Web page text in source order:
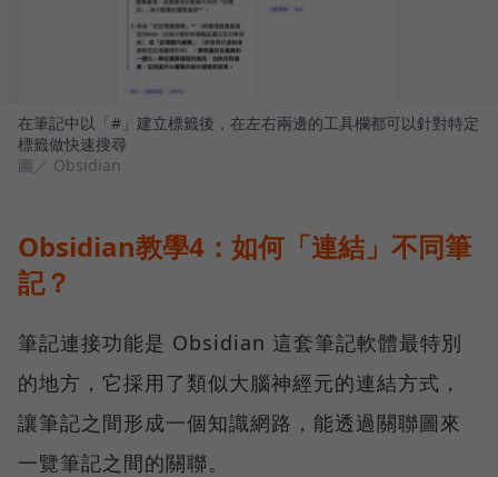
在筆記中以「#」建立標籤後，在左右兩邊的工具欄都可以針對特定
標籤做快速搜尋
圖／ Obsidian
Obsidian教學4：如何「連結」不同筆
記？
筆記連接功能是 Obsidian 這套筆記軟體最特別
的地方，它採用了類似大腦神經元的連結方式，
讓筆記之間形成一個知識網路，能透過關聯圖來
一覽筆記之間的關聯。